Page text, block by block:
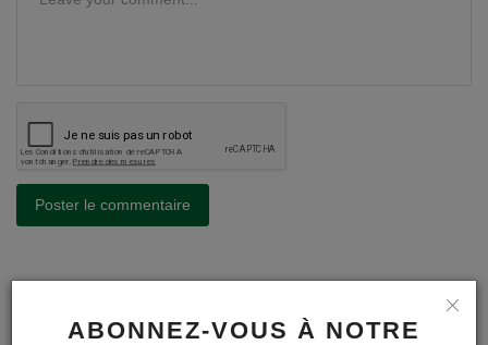
ABONNEZ-VOUS À NOTRE
Poster le commentaire